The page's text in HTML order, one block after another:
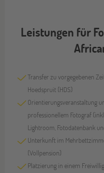
Leistungen für
Transfer zu vorgegebenen
Hoedspruit (HDS)
Orientierungsveranstaltung
professionellem Fotograf
Lightroom, Fotodatenbank
Unterkunft im
(Vollpension)
Platzierung in einem